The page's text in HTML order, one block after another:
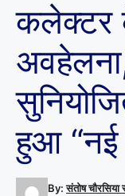
कलेक्टर
हुआ “नई
By:संतोष